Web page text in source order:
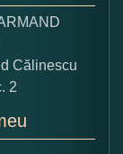
Călinescu
2